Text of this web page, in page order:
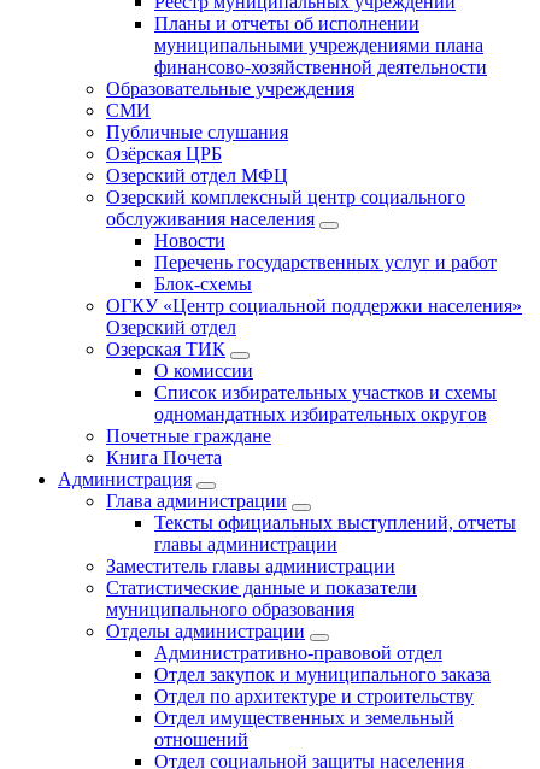
Планы и отчеты об исполнении
муниципальными учреждениями плана
финансово-хозяйственной деятельности
Образовательные учреждения
СМИ
Публичные слушания
Озёрская ЦРБ
Озерский отдел МФЦ
Озерский комплексный центр социального
обслуживания населения
Новости
Перечень государственных услуг и работ
Блок-схемы
ОГКУ «Центр социальной поддержки населения»
Озерский отдел
Озерская ТИК
О комиссии
Список избирательных участков и схемы
одномандатных избирательных округов
Почетные граждане
Книга Почета
Администрация
Глава администрации
Тексты официальных выступлений, отчеты
главы администрации
Заместитель главы администрации
Статистические данные и показатели
муниципального образования
Отделы администрации
Административно-правовой отдел
Отдел закупок и муниципального заказа
Отдел по архитектуре и строительству
Отдел имущественных и земельный
отношений
Отдел социальной защиты населения